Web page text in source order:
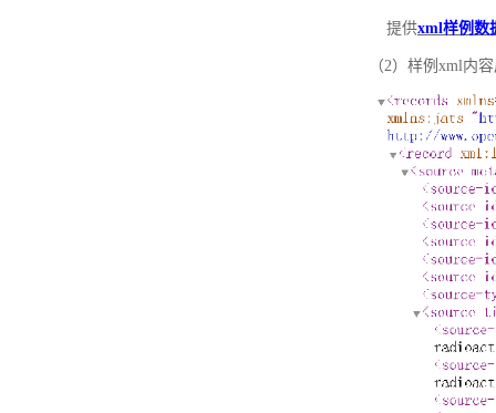
提供xml样例数
（2）样例xml内